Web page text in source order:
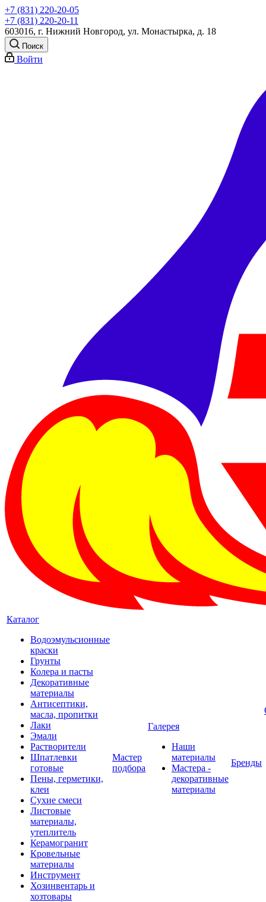
+7 (831) 220-20-05
+7 (831) 220-20-11
603016, г. Нижний Новгород, ул. Монастырка, д. 18
Поиск
Войти
Каталог
Водоэмульсионные
краски
Грунты
Колера и пасты
Декоративные
материалы
Антисептики,
масла, пропитки
Лаки
Эмали
Растворители
Шпатлевки
готовые
Пены, герметики,
клеи
Сухие смеси
Листовые
материалы,
утеплитель
Керамогранит
Кровельные
материалы
Инструмент
Хозинвентарь и
хозтовары
Мастер
подбора
Галерея
Наши
материалы
Мастера -
декоративные
материалы
Бренды